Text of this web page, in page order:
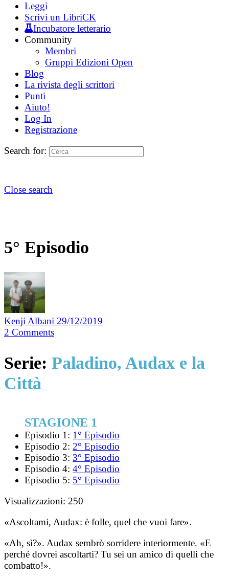
Leggi
Scrivi un LibriCK
Incubatore letterario
Community
Membri
Gruppi Edizioni Open
Blog
La rivista degli scrittori
Punti
Aiuto!
Log In
Registrazione
Search for:
Close search
5° Episodio
Kenji Albani 29/12/2019
2 Comments
Serie: Paladino, Audax e la
Città
STAGIONE 1
Episodio 1: 1° Episodio
Episodio 2: 2° Episodio
Episodio 3: 3° Episodio
Episodio 4: 4° Episodio
Episodio 5: 5° Episodio
Visualizzazioni: 250
«Ascoltami, Audax: è folle, quel che vuoi fare».
«Ah, sì?». Audax sembrò sorridere interiormente. «E
perché dovrei ascoltarti? Tu sei un amico di quelli che
combatto!».